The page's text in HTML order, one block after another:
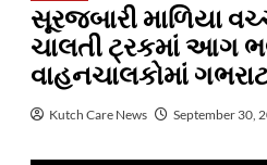
સૂરજબારી માળિયા
ચાલતી ટ્રકમાં આગ
વાહનચાલકોમાં
Kutch Care News September 30,